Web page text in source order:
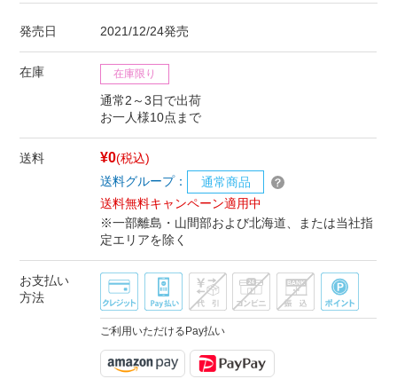
発売日 2021/12/24発売
在庫 在庫限り
通常2～3日で出荷
お一人様10点まで
送料 ¥0(税込)
送料グループ：
通常商品
送料無料キャンペーン適用中
※一部離島・山間部および北海道、または当社指
定エリアを除く
お支払い
方法
ご利用いただけるPay払い